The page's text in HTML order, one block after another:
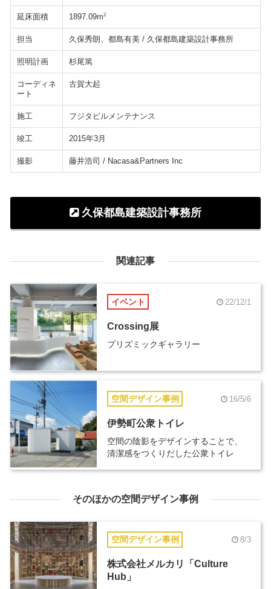
延床面積 1897.09m2
担当 久保秀朗、都島有美 / 久保都島建築設計事務所
照明計画 杉尾篤
コーディネ
ート
古賀大起
施工 フジタビルメンテナンス
竣工 2015年3月
撮影 藤井浩司 / Nacasa&Partners Inc
久保都島建築設計事務所
関連記事
イベント 22/12/1
Crossing展
プリズミックギャラリー
空間デザイン事例 16/5/6
伊勢町公衆トイレ
空間の陰影をデザインすることで、
清潔感をつくりだした公衆トイレ
そのほかの空間デザイン事例
空間デザイン事例 8/3
株式会社メルカリ「Culture
Hub」